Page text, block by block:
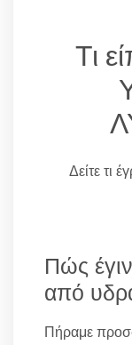
Τι
Δείτε τι
Πώς
από
Πήραμε